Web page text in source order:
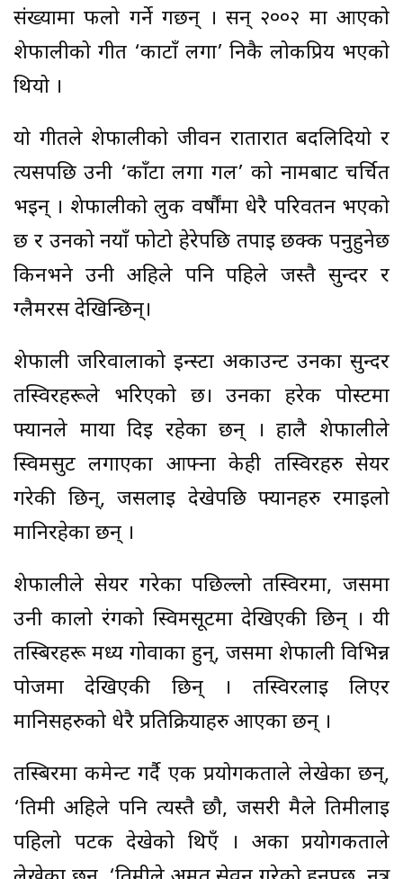
संख्यामा फलो गर्ने गर्छन् । सन् २००२ मा आएको
शेफालीको गीत ‘काटाँ लगा’ निकै लोकप्रिय भएको
थियो ।
यो गीतले शेफालीको जीवन रातारात बदलिदियो र
त्यसपछि उनी ‘काँटा लगा गर्ल’ को नामबाट चर्चित
भइन् । शेफालीको लुक वर्षौंमा धेरै परिवर्तन भएको
छ र उनको नयाँ फोटो हेरेपछि तपाई छक्क पर्नुहुनेछ
किनभने उनी अहिले पनि पहिले जस्तै सुन्दर र
ग्लैमरस देखिन्छिन्।
शेफाली जरिवालाको इन्स्टा अकाउन्ट उनका सुन्दर
तस्विरहरूले भरिएको छ। उनका हरेक पोस्टमा
फ्यानले माया दिई रहेका छन् । हालै शेफालीले
स्विमसुट लगाएका आफ्ना केही तस्विरहरु सेयर
गरेकी छिन्, जसलाई देखेपछि फ्यानहरु रमाइलो
मानिरहेका छन् ।
शेफालीले सेयर गरेका पछिल्लो तस्विरमा, जसमा
उनी कालो रंगको स्विमसूटमा देखिएकी छिन् । यी
तस्बिरहरू मध्य गोवाका हुन्, जसमा शेफाली विभिन्न
पोजमा देखिएकी छिन् । तस्विरलाई लिएर
मानिसहरुको धेरै प्रतिक्रियाहरु आएका छन् ।
तस्बिरमा कमेन्ट गर्दै एक प्रयोगकर्ताले लेखेका छन्,
‘तिमी अहिले पनि त्यस्तै छौ, जसरी मैले तिमीलाई
पहिलो पटक देखेको थिएँ । अर्का प्रयोगकर्ताले